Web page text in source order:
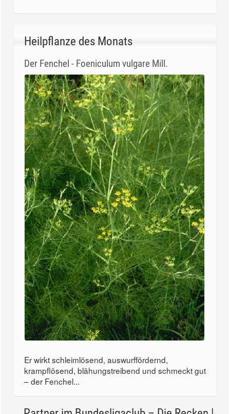
Heilpflanze des Monats
Der Fenchel - Foeniculum vulgare Mill.
Er wirkt schleimlösend, auswurffördernd,
krampflösend, blähungstreibend und schmeckt gut
– der Fenchel...